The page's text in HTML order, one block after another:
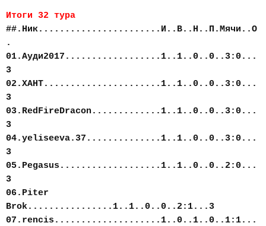
Итоги 32 тура
##.Ник.......................И..В..Н..П.Мячи..О
.
01.Ауди2017..................1..1..0..0..3:0...
3
02.ХАНТ......................1..1..0..0..3:0...
3
03.RedFireDracon.............1..1..0..0..3:0...
3
04.yeliseeva.37..............1..1..0..0..3:0...
3
05.Pegasus...................1..1..0..0..2:0...
3
06.Piter
Brok................1..1..0..0..2:1...3
07.rencis....................1..0..1..0..1:1...